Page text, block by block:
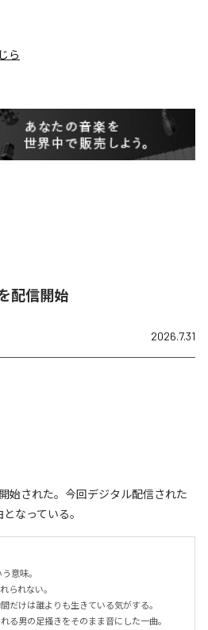
ら
配信開始
2026.7.31
開始された。今回デジタル配信された
なっている。
意味。
られない。
だけは誰よりも生きている気がする。
る男の足掻きをそのまま音にした一曲。